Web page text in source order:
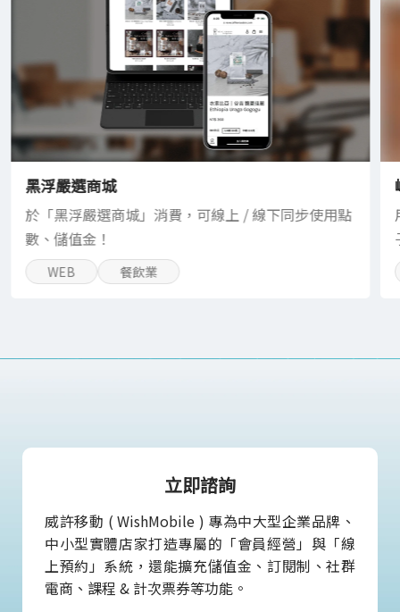
黑浮嚴選商城
於「黑浮嚴選商城」消費，可線上 / 線下同步使用點
數、儲值金！
WEB 餐飲業
立即諮詢
威許移動 ( WishMobile ) 專為中大型企業品牌、
中小型實體店家打造專屬的「會員經營」與「線
上預約」系統，還能擴充儲值金、訂閱制、社群
電商、課程 & 計次票券等功能。